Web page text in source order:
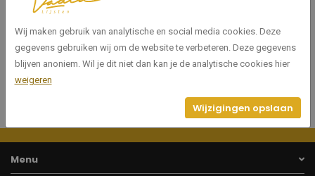
Specificaties
Artikelnummer ST30150
Menu
Wij maken gebruik van analytische en social media cookies. Deze
gegevens gebruiken wij om de website te verbeteren. Deze gegevens
blijven anoniem. Wil je dit niet dan kan je de analytische cookies hier
weigeren
Wijzigingen opslaan